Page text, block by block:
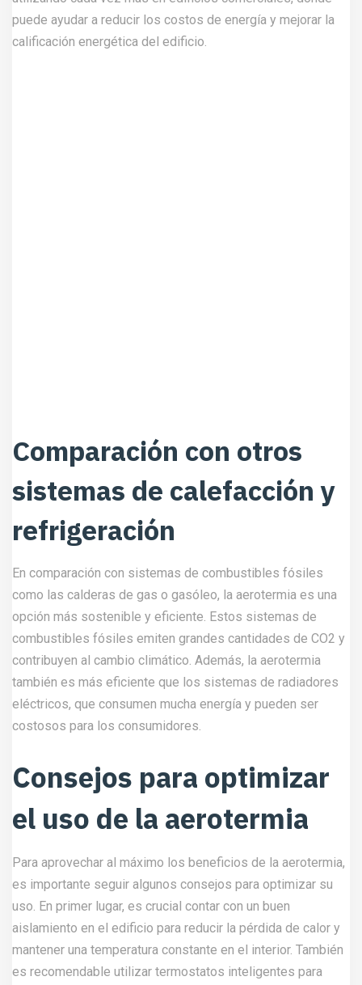
puede ayudar a reducir los costos de energía y mejorar la
calificación energética del edificio.
Comparación con otros
sistemas de calefacción y
refrigeración
En comparación con sistemas de combustibles fósiles
como las calderas de gas o gasóleo, la aerotermia es una
opción más sostenible y eficiente. Estos sistemas de
combustibles fósiles emiten grandes cantidades de CO2 y
contribuyen al cambio climático. Además, la aerotermia
también es más eficiente que los sistemas de radiadores
eléctricos, que consumen mucha energía y pueden ser
costosos para los consumidores.
Consejos para optimizar
el uso de la aerotermia
Para aprovechar al máximo los beneficios de la aerotermia,
es importante seguir algunos consejos para optimizar su
uso. En primer lugar, es crucial contar con un buen
aislamiento en el edificio para reducir la pérdida de calor y
mantener una temperatura constante en el interior. También
es recomendable utilizar termostatos inteligentes para